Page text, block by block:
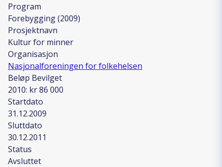
Program
Forebygging (2009)
Prosjektnavn
Kultur for minner
Organisasjon
Nasjonalforeningen for folkehelsen
Beløp Bevilget
2010: kr 86 000
Startdato
31.12.2009
Sluttdato
30.12.2011
Status
Avsluttet